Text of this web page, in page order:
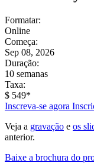
Formatar:
Online
Começa:
Sep 08, 2026
Duração:
10 semanas
Taxa:
$ 549*
Inscreva-se agora
Veja a gravação e os
anterior.
Baixe a brochura do